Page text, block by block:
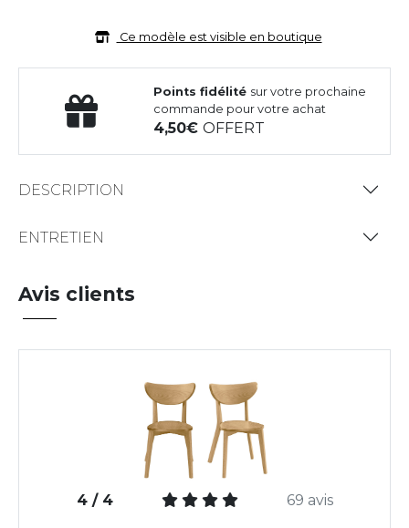
Ce modèle est visible en boutique
Points fidélité sur votre prochaine
commande pour votre achat
4,50OFFERT
DESCRIPTION
ENTRETIEN
Avis clients
4 / 4 69 avis